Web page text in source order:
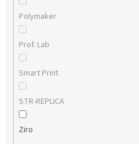
Polymaker
Prof. Lab
Smart Print
STR-REPLICA
Ziro